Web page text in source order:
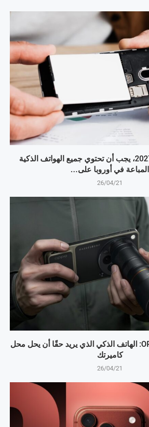
اعتبارًا من عام 2027، يجب أن تحتوي جميع الهواتف الذكية
المباعة في أوروبا على...
26/04/21
OPPO Find X9 Ultra: الهاتف الذكي الذي يريد حقًا أن يحل محل
كاميرتك
26/04/21